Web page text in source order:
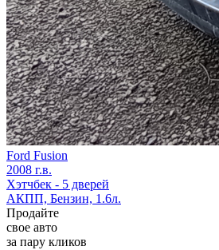
Ford Fusion
2008 г.в.
Хэтчбек - 5 дверей
АКПП, Бензин, 1.6л.
Продайте
свое авто
за пару кликов